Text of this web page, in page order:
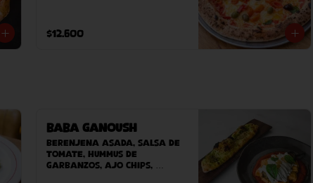
$12.600
Baba Ganoush
Berenjena asada, Salsa de
tomate, hummus de
garbanzos, ajo chips,